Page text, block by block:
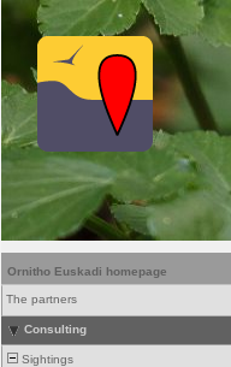
Ornitho Euskadi homepage
The partners
Consulting
Sightings